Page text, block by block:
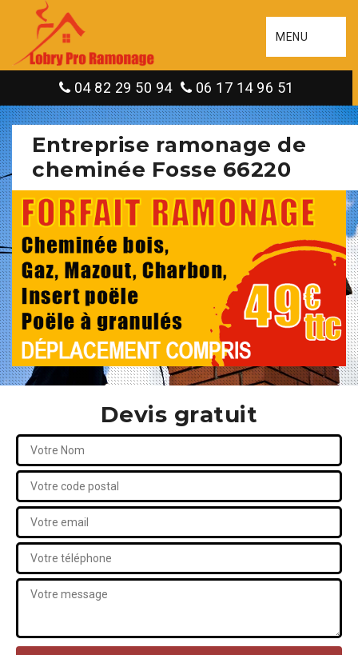
MENU
04 82 29 50 94 06 17 14 96 51
Entreprise ramonage de
cheminée Fosse 66220
Devis gratuit